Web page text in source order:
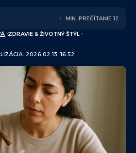
2026.02.13. 16:52
ZDRAVIE & ŽIVOTNÝ ŠTÝL
MIN. PREČÍTANIE 12